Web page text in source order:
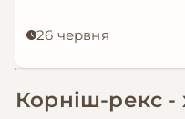
26 червня
Корніш-рекс -